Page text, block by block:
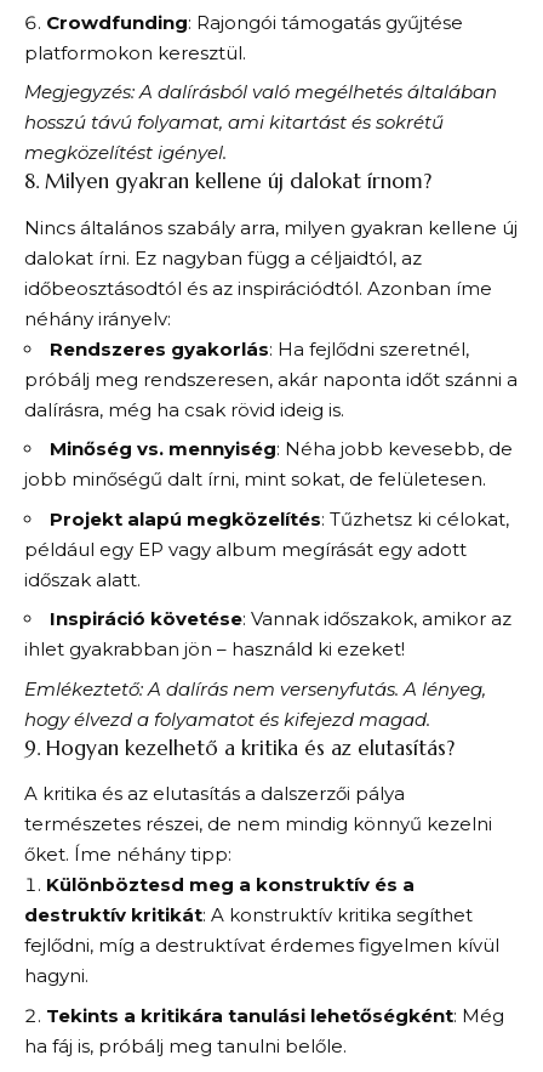
Crowdfunding: Rajongói támogatás gyűjtése
platformokon keresztül.
Megjegyzés: A dalírásból való megélhetés általában
hosszú távú folyamat, ami kitartást és sokrétű
megközelítést igényel.
8. Milyen gyakran kellene új dalokat írnom?
Nincs általános szabály arra, milyen gyakran kellene új
dalokat írni. Ez nagyban függ a céljaidtól, az
időbeosztásodtól és az inspirációdtól. Azonban íme
néhány irányelv:
Rendszeres gyakorlás: Ha fejlődni szeretnél,
próbálj meg rendszeresen, akár naponta időt szánni a
dalírásra, még ha csak rövid ideig is.
Minőség vs. mennyiség: Néha jobb kevesebb, de
jobb minőségű dalt írni, mint sokat, de felületesen.
Projekt alapú megközelítés: Tűzhetsz ki célokat,
például egy EP vagy album megírását egy adott
időszak alatt.
Inspiráció követése: Vannak időszakok, amikor az
ihlet gyakrabban jön – használd ki ezeket!
Emlékeztető: A dalírás nem versenyfutás. A lényeg,
hogy élvezd a folyamatot és kifejezd magad.
9. Hogyan kezelhető a kritika és az elutasítás?
A kritika és az elutasítás a dalszerzői pálya
természetes részei, de nem mindig könnyű kezelni
őket. Íme néhány tipp:
Különböztesd meg a konstruktív és a
destruktív kritikát: A konstruktív kritika segíthet
fejlődni, míg a destruktívat érdemes figyelmen kívül
hagyni.
Tekints a kritikára tanulási lehetőségként: Még
ha fáj is, próbálj meg tanulni belőle.